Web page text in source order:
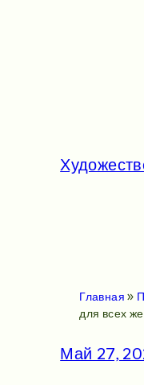
Главная »
для всех
Май 27,